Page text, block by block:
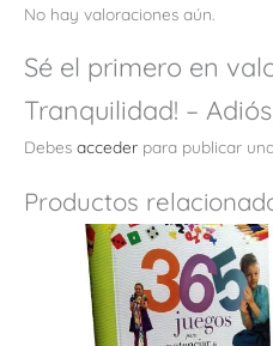
No hay valoraciones aún.
Sé el primero en
Tranquilidad! –
Debes acceder para publicar
Productos